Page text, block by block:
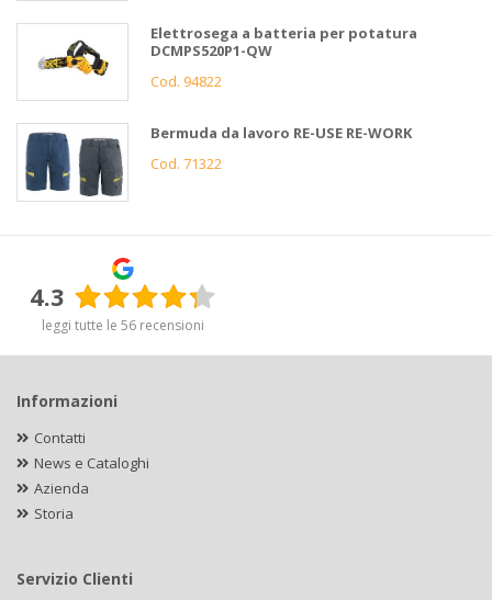
Elettrosega a batteria per potatura
DCMPS520P1-QW
Cod. 94822
Bermuda da lavoro RE-USE RE-WORK
Cod. 71322
4.3
leggi tutte le 56 recensioni
Informazioni
Contatti
News e Cataloghi
Azienda
Storia
Servizio Clienti